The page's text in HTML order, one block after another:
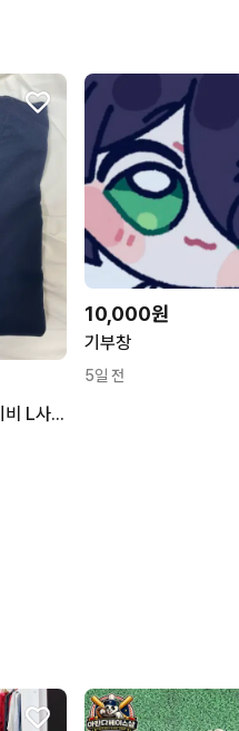
폴로 베어 맨투맨 네이비 L사이즈
10,000원
기부창
5일 전